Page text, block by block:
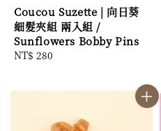
Coucou Suzette | 向日葵
細髮夾組 兩入組 /
Sunflowers Bobby Pins
Regular
NT$ 280